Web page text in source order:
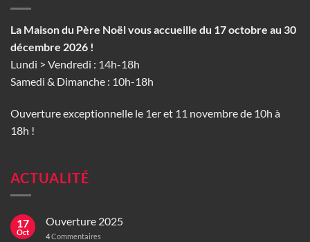
La Maison du Père Noël vous accueille du 17 octobre au 30
décembre 2026 !
Lundi > Vendredi : 14h-18h
Samedi & Dimanche : 10h-18h
Ouverture exceptionnelle le 1er et 11 novembre de 10h à
18h !
ACTUALITÉ
17
Oct
Ouverture 2025
4Commentaires